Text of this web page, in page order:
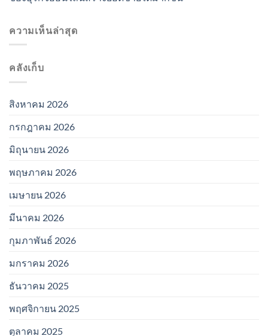
ความเห็นล่าสุด
คลังเก็บ
สิงหาคม 2026
กรกฎาคม 2026
มิถุนายน 2026
พฤษภาคม 2026
เมษายน 2026
มีนาคม 2026
กุมภาพันธ์ 2026
มกราคม 2026
ธันวาคม 2025
พฤศจิกายน 2025
ตุลาคม 2025